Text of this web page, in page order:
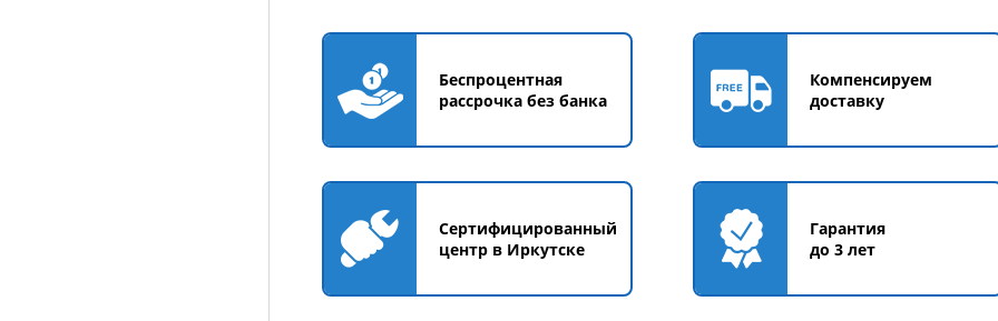
Беспроцентная
рассрочка без банка
Компенсируем
доставку
Сертифицированный
центр в Иркутске
Гарантия
до 3 лет